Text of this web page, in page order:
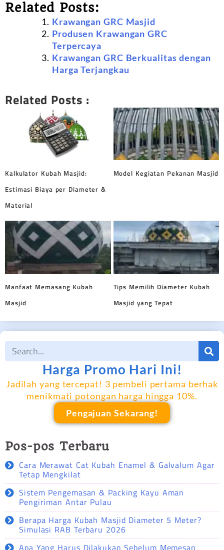
Related Posts:
Krawangan GRC Masjid
Produsen Krawangan GRC
Terpercaya
Krawangan GRC Berkualitas dengan
Harga Terjangkau
Related Posts :
Kalkulator Kubah Masjid:
Estimasi Biaya per Diameter &
Material
Model Kegiatan Pekanan Masjid
Manfaat Memasang Kubah
Masjid
Tips Memilih Diameter Kubah
Masjid yang Tepat
Harga Promo Hari Ini!
Jadilah yang tercepat! 3 pembeli pertama berhak
menikmati potongan harga hingga 10%.
Pengajuan Sekarang!
Pos-pos Terbaru
Cara Merawat Cat Kubah Enamel & Galvalum Agar
Tetap Mengkilat
Sistem Pengemasan & Packing Kayu Aman
Pengiriman Antar Pulau
Berapa Harga Kubah Masjid Diameter 5 Meter?
Simulasi RAB Terbaru 2026
Apa Yang Harus Dilakukan Sebelum Memesan